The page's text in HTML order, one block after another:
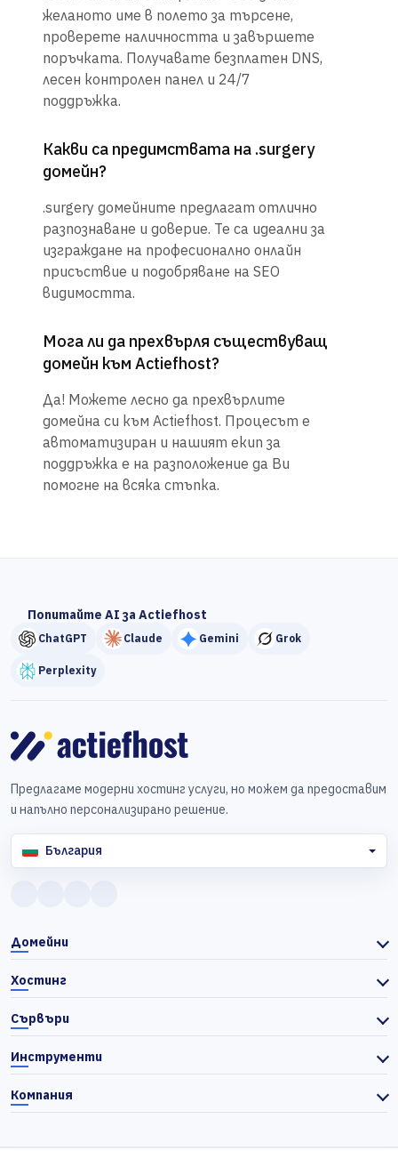
желаното име в полето за търсене,
проверете наличността и завършете
поръчката. Получавате безплатен DNS,
лесен контролен панел и 24/7
поддръжка.
Какви са предимствата на .surgery
домейн?
.surgery домейните предлагат отлично
разпознаване и доверие. Те са идеални за
изграждане на професионално онлайн
присъствие и подобряване на SEO
видимостта.
Мога ли да прехвърля съществуващ
домейн към Actiefhost?
Да! Можете лесно да прехвърлите
домейна си към Actiefhost. Процесът е
автоматизиран и нашият екип за
поддръжка е на разположение да Ви
помогне на всяка стъпка.
Попитайте AI за Actiefhost
ChatGPT Claude Gemini Grok
Perplexity
Предлагаме модерни хостинг услуги, но можем да предоставим
и напълно персонализирано решение.
България
Домейни
Хостинг
Сървъри
Инструменти
Компания